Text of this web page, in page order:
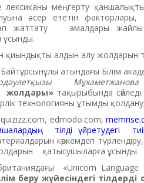
лексиканы меңгерту
әсер ететін факторлары,
жаттату амалдары жайлы
ұсынды.
қиындықты алдын алу жолдарын
Байтұрсынұлы атындағы Білім
Мұхаметжанова
жолдары» тақырыбында
технологияны ұтымды
quizizz.com, edmodo.com,
тілді үйретудегі
көркемдеп
қатысушыларға ұсынды.
«Unicorn Language
беру жүйесіндегі тілдерді